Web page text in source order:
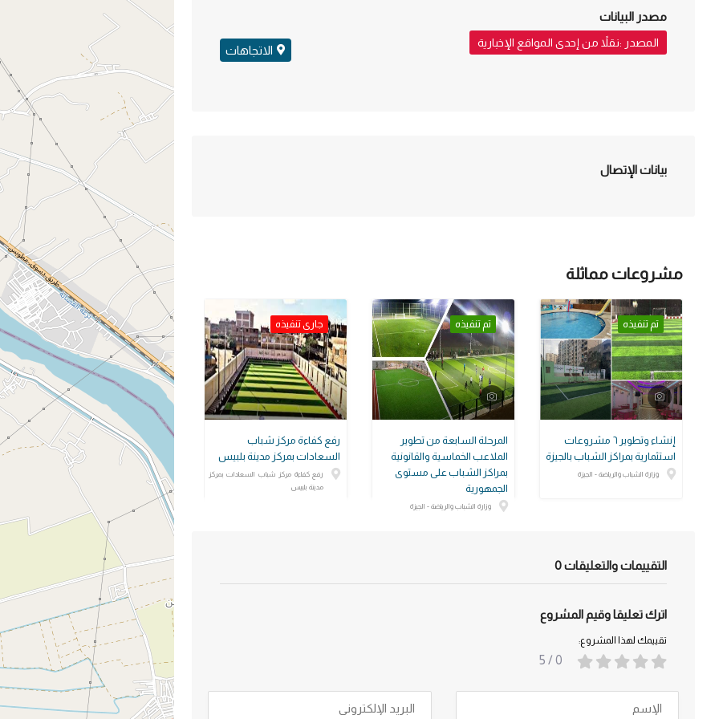
مصدر البيانات
المصدر :نقلاً من إحدى المواقع الإخبارية
الاتجاهات
بيانات الإتصال
مشروعات مماثلة
جارى تنفيذه
رفع كفاءة مركز شباب
السعادات بمركز مدينة بلبيس
رفع كفاءة مركز شباب السعادات بمركز
مدينة بلبيس
تم تنفيذه
المرحلة السابعة من تطوير
الملاعب الخماسية والقانونية
بمراكز الشباب على مستوى
الجمهورية
وزارة الشباب والرياضة - الجيزة
تم تنفيذه
إنشاء وتطوير ٦ مشروعات
استثمارية بمراكز الشباب بالجيزة
وزارة الشباب والرياضة - الجيزة
التقييمات والتعليقات0
اترك تعليقا وقيم المشروع
تقييمك لهذا المشروع:
0
/ 5